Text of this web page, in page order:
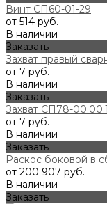
Винт СП60-01-29
от 514 руб.
В наличии
Заказать
Захват правый
от 7 руб.
В наличии
Заказать
Захват СП78-
от 7 руб.
В наличии
Заказать
Раскос боковой в
от 200 907 руб.
В наличии
Заказать